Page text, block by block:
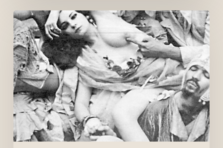
Hors
Cases
#5
–
Carte
Blanche
(2009)